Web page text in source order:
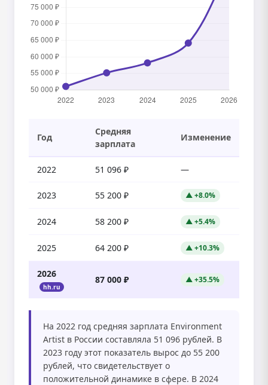
Год
Средняя
зарплата
Изменение
2022 51 096 ₽ —
2023 55 200 ₽ ▲ +8.0%
2024 58 200 ₽ ▲ +5.4%
2025 64 200 ₽ ▲ +10.3%
2026
hh.ru
87 000 ₽ ▲ +35.5%
На 2022 год средняя зарплата Environment
Artist в России составляла 51 096 рублей. В
2023 году этот показатель вырос до 55 200
рублей, что свидетельствует о
положительной динамике в сфере. В 2024